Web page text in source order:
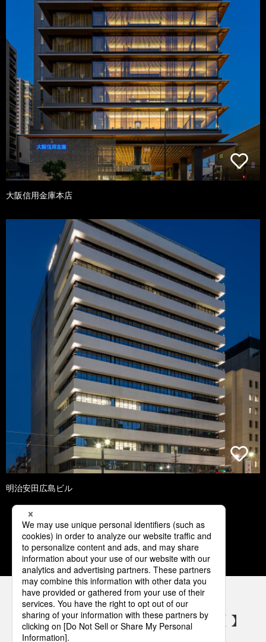
大阪信用金庫本店
明治安田広島ビル
1 2 3 4 5
パナソニックの電気設備 SNSアカウント